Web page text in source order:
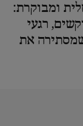
ומבוקרת:
רגעי
שמסתירה את